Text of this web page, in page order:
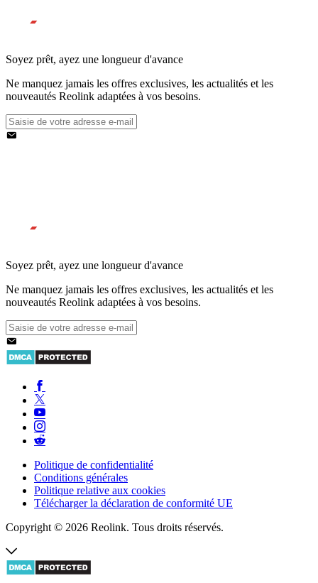
Soyez prêt, ayez une longueur d'avance
Ne manquez jamais les offres exclusives, les actualités et les
nouveautés Reolink adaptées à vos besoins.
Soyez prêt, ayez une longueur d'avance
Ne manquez jamais les offres exclusives, les actualités et les
nouveautés Reolink adaptées à vos besoins.
Politique de confidentialité
Conditions générales
Politique relative aux cookies
Télécharger la déclaration de conformité UE
Copyright © 2026 Reolink. Tous droits réservés.